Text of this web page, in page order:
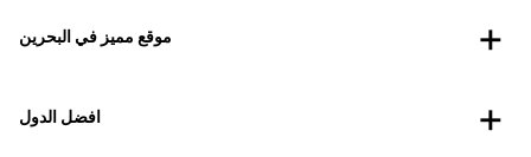
موقع مميز في البحرين
افضل الدول